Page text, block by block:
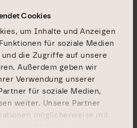
Cookies
um Inhalte und Anzeigen
für soziale Medien
die Zugriffe auf unsere
Außerdem geben wir
Verwendung unserer
für soziale Medien,
weiter. Unsere Partner
möglicherweise mit